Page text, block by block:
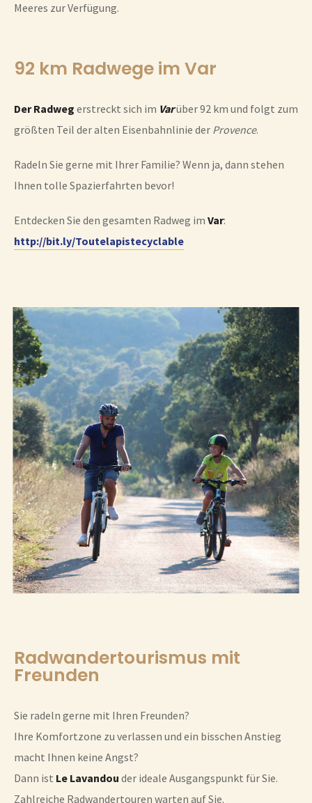
Meeres zur Verfügung.
92 km Radwege im Var
Der Radweg erstreckt sich im Varüber 92 km und folgt zum
größten Teil der alten Eisenbahnlinie der Provence.
Radeln Sie gerne mit Ihrer Familie? Wenn ja, dann stehen
Ihnen tolle Spazierfahrten bevor!
Entdecken Sie den gesamten Radweg im Var:
http://bit.ly/Toutelapistecyclable
Radwandertourismus mit
Freunden
Sie radeln gerne mit Ihren Freunden?
Ihre Komfortzone zu verlassen und ein bisschen Anstieg
macht Ihnen keine Angst?
Dann ist Le Lavandou der ideale Ausgangspunkt für Sie.
Zahlreiche Radwandertouren warten auf Sie.